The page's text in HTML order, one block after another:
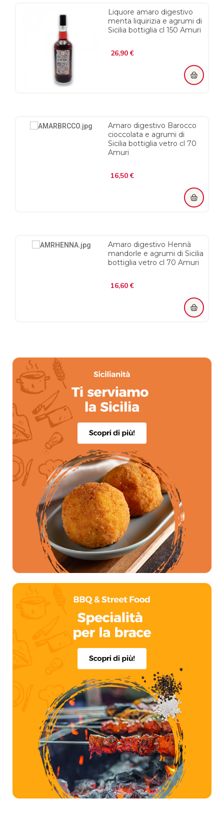
Liquore amaro digestivo
menta liquirizia e agrumi di
Sicilia bottiglia cl 150 Amuri
26,90 €
Amaro digestivo Barocco
cioccolata e agrumi di
Sicilia bottiglia vetro cl 70
Amuri
16,50 €
Amaro digestivo Hennà
mandorle e agrumi di Sicilia
bottiglia vetro cl 70 Amuri
16,60 €